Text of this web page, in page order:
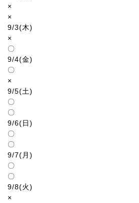
×
×
9/3(木)
×
〇
9/4(金)
〇
×
9/5(土)
〇
〇
9/6(日)
〇
〇
9/7(月)
〇
〇
9/8(火)
×